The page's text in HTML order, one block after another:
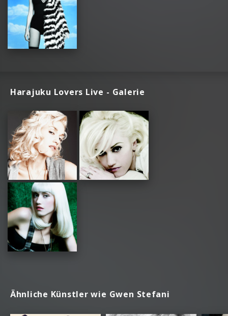
Harajuku Lovers Live - Galerie
Ähnliche Künstler wie Gwen Stefani